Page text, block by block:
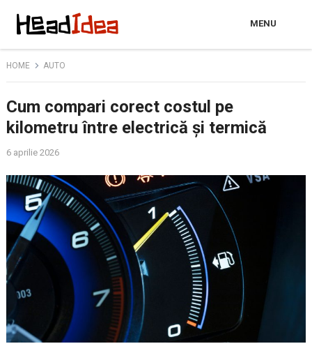
MENU
HOME AUTO
Cum compari corect costul pe
kilometru între electrică și termică
6 aprilie 2026